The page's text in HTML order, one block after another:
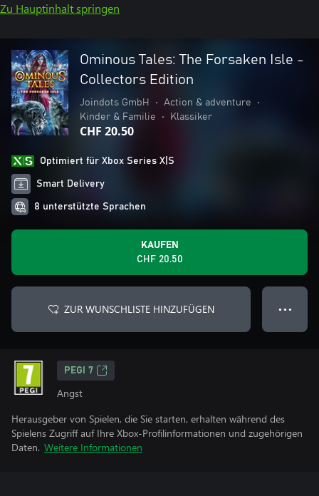
Zu Hauptinhalt springen
Ominous Tales: The Forsaken Isle -
Collectors Edition
Joindots GmbH • Action & adventure
•
Kinder & Familie
• Klassiker
CHF 20.50
Optimiert für Xbox Series X|S
Smart Delivery
8 unterstützte Sprachen
KAUFEN
CHF 20.50
ZUR WUNSCHLISTE HINZUFÜGEN ● ● ●
PEGI 7
Angst
Herausgeber von Spielen, die Sie starten, erhalten während des
Spielens Zugriff auf Ihre Xbox-Profilinformationen und zugehörigen
Daten. Weitere Informationen